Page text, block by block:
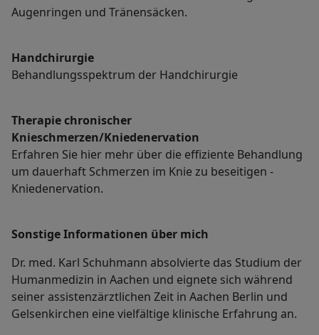
Augenringen und Tränensäcken.
Handchirurgie
Behandlungsspektrum der Handchirurgie
Therapie chronischer
Knieschmerzen/Kniedenervation
Erfahren Sie hier mehr über die effiziente Behandlung
um dauerhaft Schmerzen im Knie zu beseitigen -
Kniedenervation.
Sonstige Informationen über mich
Dr. med. Karl Schuhmann absolvierte das Studium der
Humanmedizin in Aachen und eignete sich während
seiner assistenzärztlichen Zeit in Aachen Berlin und
Gelsenkirchen eine vielfältige klinische Erfahrung an.